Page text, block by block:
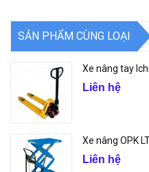
SẢN PHẨM CÙNG LOẠI
Xe nâng tay
Liên hệ
Xe nâng OPK
Liên hệ